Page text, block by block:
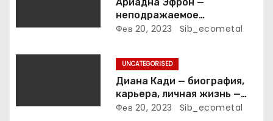
а
п
с
неподражаемое
вокзальное
оценочно-аналитическое
общепостижимое явление
известной русской
поэтессы
Фев 20, 2023 Sib_ecometal
UNCATEGORISED
Диана Кади — биография,
карьера, личная жизнь —
актуальная информация
Фев 20, 2023 Sib_ecometal